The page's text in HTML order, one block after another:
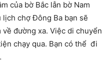
của bờ Bắc lẫn bờ Nam
chợ Đông Ba bạn sẽ
đường xa. Việc di chuyển
chạy qua. Bạn có thể đi